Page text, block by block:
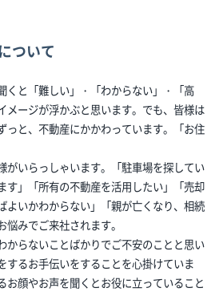
ついて
くと「難しい」・「わからない」・「高
メージが浮かぶと思います。でも、皆様は
っと、不動産にかかわっています。「お住
がいらっしゃいます。「駐車場を探してい
す」「所有の不動産を活用したい」「売却
よいかわからない」「親が亡くなり、相続
みでご来社されます。
からないことばかりでご不安のことと思い
するお手伝いをすることを心掛けていま
お顔やお声を聞くとお役に立っていること